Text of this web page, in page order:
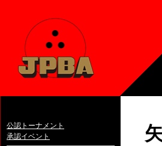
公認トーナメント
承認イベント